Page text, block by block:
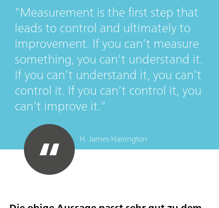
Measurement is the first step that
leads to control and ultimately to
improvement. If you can’t measure
something, you can’t understand it.
If you can’t understand it, you can’t
control it. If you can’t control it, you
can’t improve it.
H. James Harrington